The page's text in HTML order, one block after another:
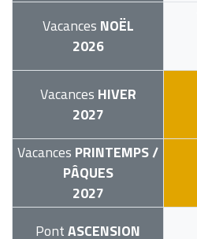
Vacances NOËL
2026
Vacances HIVER
2027
Vacances PRINTEMPS /
PÂQUES
2027
PontASCENSION